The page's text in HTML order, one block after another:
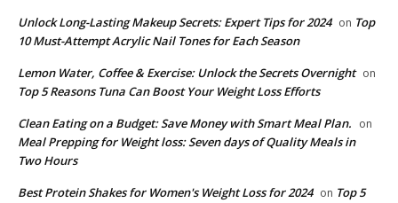
Unlock Long-Lasting Makeup Secrets: Expert Tips for 2024 on Top
10 Must-Attempt Acrylic Nail Tones for Each Season
Lemon Water, Coffee & Exercise: Unlock the Secrets Overnight on
Top 5 Reasons Tuna Can Boost Your Weight Loss Efforts
Clean Eating on a Budget: Save Money with Smart Meal Plan. on
Meal Prepping for Weight loss: Seven days of Quality Meals in
Two Hours
​Best Protein Shakes for Women's Weight Loss for 2024 on Top 5